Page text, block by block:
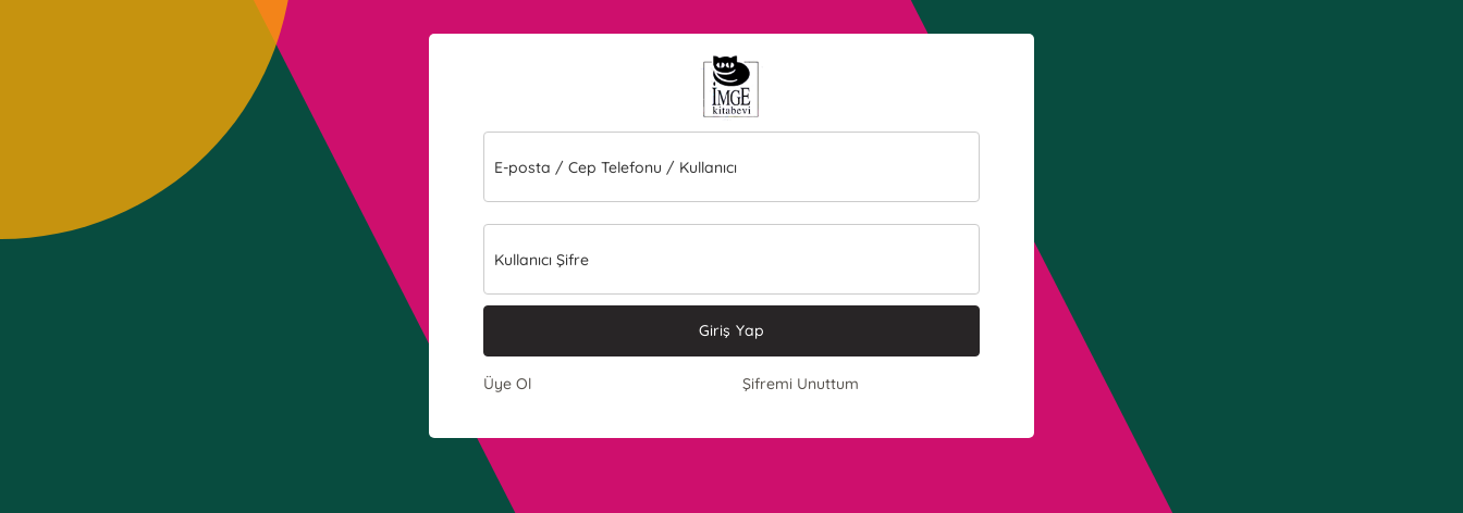
E-posta / Cep Telefonu / Kullanıcı
Kullanıcı Şifre
Giriş Yap
Üye Ol Şifremi Unuttum